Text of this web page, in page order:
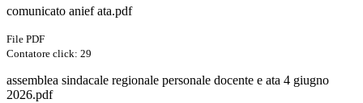
comunicato anief ata.pdf
File PDF
Contatore click: 29
assemblea sindacale regionale personale docente e ata 4 giugno
2026.pdf